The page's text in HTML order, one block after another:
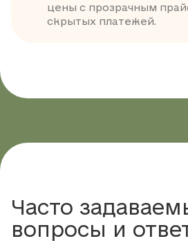
цены с прозрачным
скрытых платежей.
Часто
вопросы и